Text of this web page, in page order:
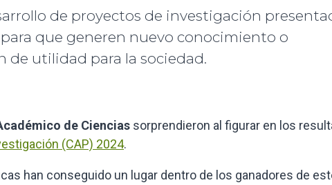
de proyectos de investigación
que generen nuevo conocimiento o
de utilidad para la sociedad.
de Ciencias sorprendieron al figurar en los
(CAP) 2024.
han conseguido un lugar dentro de los ganadores de